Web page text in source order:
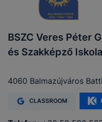
BSZC Veres Péter
és Szakképző Iskola
4060 Balmazújváros
CLASSROOM